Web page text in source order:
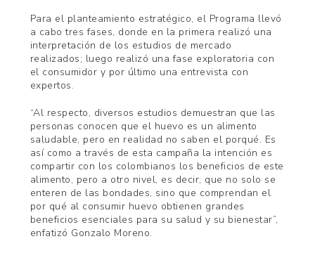
Para el planteamiento estratégico, el Programa llevó
a cabo tres fases, donde en la primera realizó una
interpretación de los estudios de mercado
realizados; luego realizó una fase exploratoria con
el consumidor y por último una entrevista con
expertos.
“Al respecto, diversos estudios demuestran que las
personas conocen que el huevo es un alimento
saludable, pero en realidad no saben el porqué. Es
así como a través de esta campaña la intención es
compartir con los colombianos los beneficios de este
alimento, pero a otro nivel, es decir, que no solo se
enteren de las bondades, sino que comprendan el
por qué al consumir huevo obtienen grandes
beneficios esenciales para su salud y su bienestar”,
enfatizó Gonzalo Moreno.